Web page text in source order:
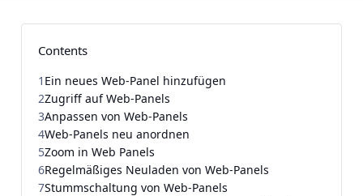
Contents
1 Ein neues Web-Panel hinzufügen
2Zugriff auf Web-Panels
3Anpassen von Web-Panels
4Web-Panels neu anordnen
5Zoom in Web Panels
6Regelmäßiges Neuladen von Web-Panels
7Stummschaltung von Web-Panels